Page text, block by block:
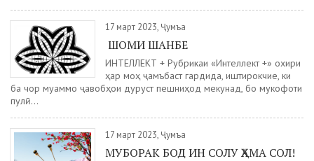
17 март 2023, Ҷумъа
ШОМИ ШАНБЕ
ИНТЕЛЛЕКТ + Рубрикаи «Интеллект +» охири
ҳар моҳ ҷамъбаст гардида, иштирокчие, ки
ба чор муаммо ҷавобҳои дуруст пешниҳод мекунад, бо мукофоти
пулӣ...
17 март 2023, Ҷумъа
МУБОРАК БОД ИН СОЛУ ҲАМА СОЛ!